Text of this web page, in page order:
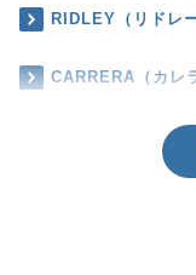
RIDLEY（リドレー
CARRERA（カレ